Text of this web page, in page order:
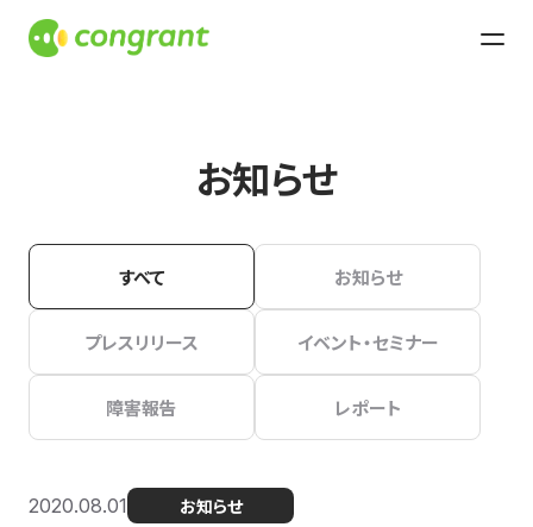
お知らせ
すべて お知らせ
プレスリリース イベント・セミナー
障害報告 レポート
2020.08.01 お知らせ